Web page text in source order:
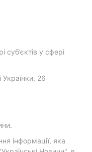
суб’єктів у сфері
26
інформації, яка